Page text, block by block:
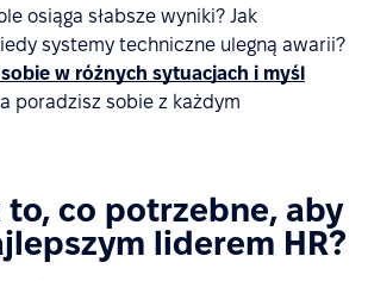
osiąga słabsze wyniki? Jak
systemy techniczne ulegną awarii?
w różnych sytuacjach i myśl
poradzisz sobie z każdym
to, co potrzebne, aby
liderem HR?